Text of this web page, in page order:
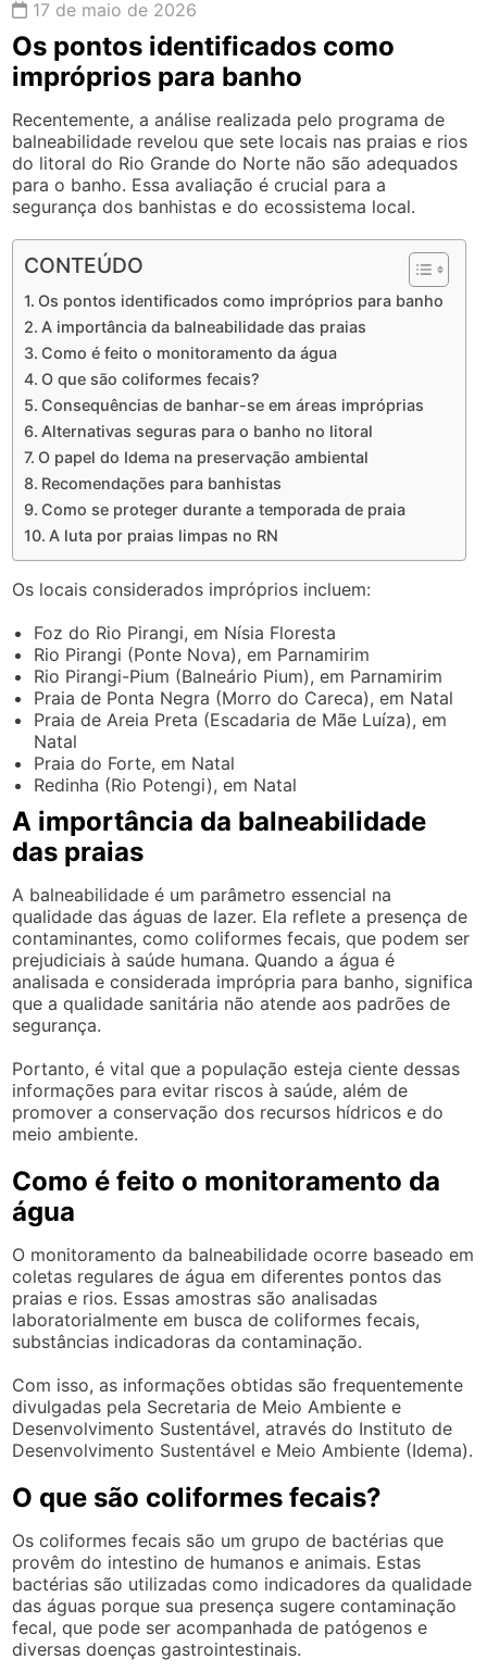
17 de maio de 2026
Os pontos identificados como
impróprios para banho
Recentemente, a análise realizada pelo programa de
balneabilidade revelou que sete locais nas praias e rios
do litoral do Rio Grande do Norte não são adequados
para o banho. Essa avaliação é crucial para a
segurança dos banhistas e do ecossistema local.
CONTEÚDO
Os pontos identificados como impróprios para banho
A importância da balneabilidade das praias
Como é feito o monitoramento da água
O que são coliformes fecais?
Consequências de banhar-se em áreas impróprias
Alternativas seguras para o banho no litoral
O papel do Idema na preservação ambiental
Recomendações para banhistas
Como se proteger durante a temporada de praia
A luta por praias limpas no RN
Os locais considerados impróprios incluem:
Foz do Rio Pirangi, em Nísia Floresta
Rio Pirangi (Ponte Nova), em Parnamirim
Rio Pirangi-Pium (Balneário Pium), em Parnamirim
Praia de Ponta Negra (Morro do Careca), em Natal
Praia de Areia Preta (Escadaria de Mãe Luíza), em
Natal
Praia do Forte, em Natal
Redinha (Rio Potengi), em Natal
A importância da balneabilidade
das praias
A balneabilidade é um parâmetro essencial na
qualidade das águas de lazer. Ela reflete a presença de
contaminantes, como coliformes fecais, que podem ser
prejudiciais à saúde humana. Quando a água é
analisada e considerada imprópria para banho, significa
que a qualidade sanitária não atende aos padrões de
segurança.
Portanto, é vital que a população esteja ciente dessas
informações para evitar riscos à saúde, além de
promover a conservação dos recursos hídricos e do
meio ambiente.
Como é feito o monitoramento da
água
O monitoramento da balneabilidade ocorre baseado em
coletas regulares de água em diferentes pontos das
praias e rios. Essas amostras são analisadas
laboratorialmente em busca de coliformes fecais,
substâncias indicadoras da contaminação.
Com isso, as informações obtidas são frequentemente
divulgadas pela Secretaria de Meio Ambiente e
Desenvolvimento Sustentável, através do Instituto de
Desenvolvimento Sustentável e Meio Ambiente (Idema).
O que são coliformes fecais?
Os coliformes fecais são um grupo de bactérias que
provêm do intestino de humanos e animais. Estas
bactérias são utilizadas como indicadores da qualidade
das águas porque sua presença sugere contaminação
fecal, que pode ser acompanhada de patógenos e
diversas doenças gastrointestinais.